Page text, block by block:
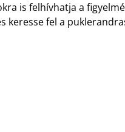
is felhívhatja a
keresse fel a